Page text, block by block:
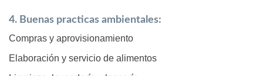
4. Buenas practicas ambientales:
Compras y aprovisionamiento
Elaboración y servicio de alimentos